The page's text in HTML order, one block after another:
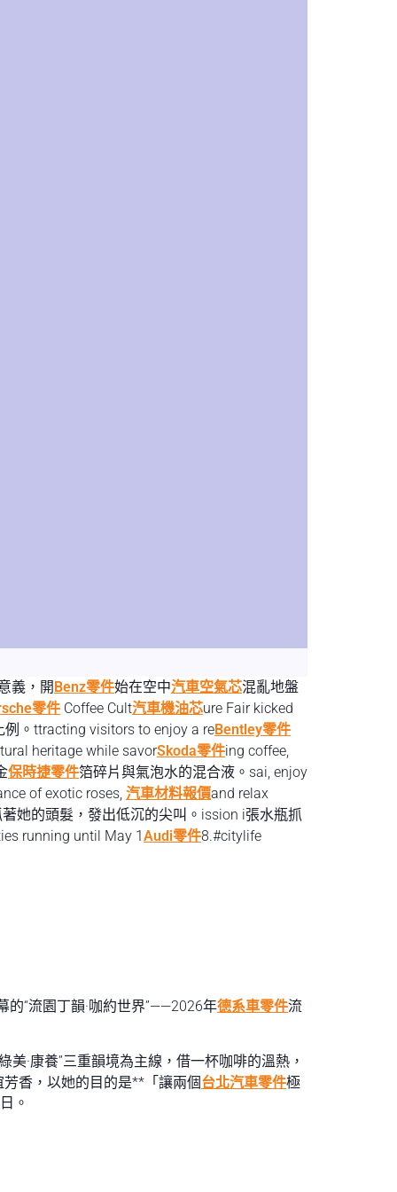
義，開Benz零件始在空中汽車空氣芯混亂地盤
零件 Coffee Cult汽車機油芯ure Fair kicked
。ttracting visitors to enjoy a reBentley零件
heritage while savorSkoda零件ing coffee,
保時捷零件箔碎片與氣泡水的混合液。sai, enjoy
of exotic roses, 汽車材料報價and relax
她的頭髮，發出低沉的尖叫。ission i張水瓶抓
running until May 1Audi零件8.#citylife
的“流園丁韻·咖約世界”——2026年德系車零件流
美·康養”三重韻境為主線，借一杯咖啡的溫熱，
香，以她的目的是**「讓兩個台北汽車零件極
。